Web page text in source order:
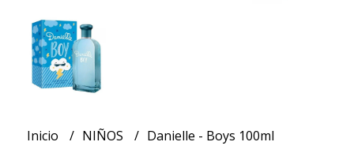
Inicio NIÑOS Danielle - Boys 100ml